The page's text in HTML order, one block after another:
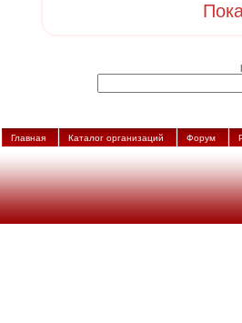
Главная Каталог организаций Форум